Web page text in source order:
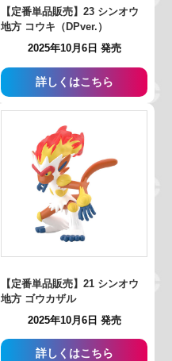
【定番単品販売】23 シンオウ
地方 コウキ（DPver.）
2025年10月6日 発売
詳しくはこちら
【定番単品販売】21 シンオウ
地方 ゴウカザル
2025年10月6日 発売
詳しくはこちら